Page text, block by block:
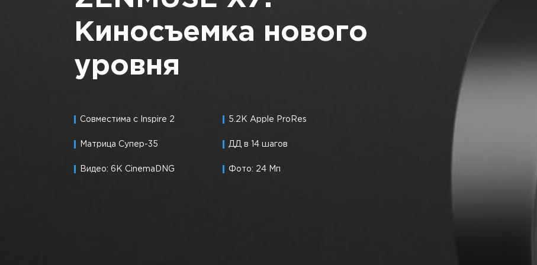
Киносъемка нового
уровня
Совместима с Inspire 2 5.2K Apple ProRes
Матрица Супер-35 ДД в 14 шагов
Видео: 6K CinemaDNG Фото: 24 Мп